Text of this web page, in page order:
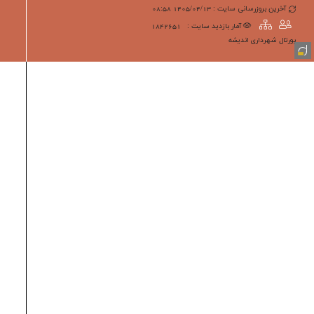
آخرین بروزرسانی سایت : 1405/04/13 08:58
آمار بازدید سایت :
1842651
پورتال شهرداری انديشه